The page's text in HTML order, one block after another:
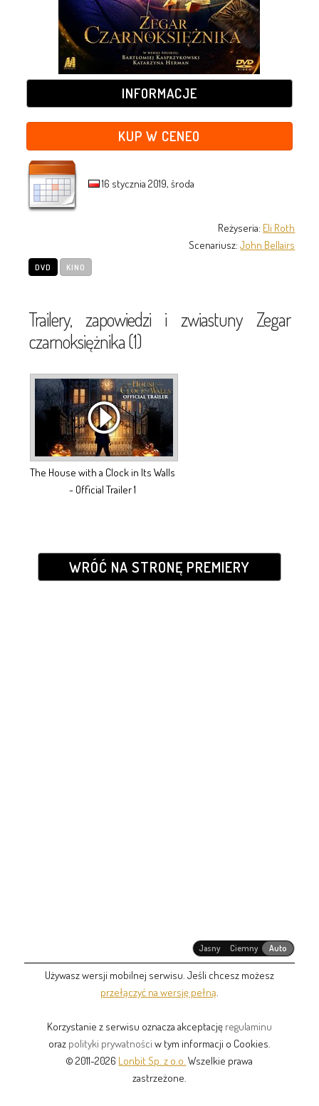
INFORMACJE
KUP W CENEO
16 stycznia 2019, środa
Reżyseria: Eli Roth
Scenariusz:John Bellairs
DVD KINO
Trailery, zapowiedzi i zwiastuny Zegar
czarnoksiężnika (1)
The House with a Clock in Its Walls
- Official Trailer 1
WRÓĆ NA STRONĘ PREMIERY
Jasny Ciemny Auto
Używasz wersji mobilnej serwisu. Jeśli chcesz możesz
przełączyć na wersję pełną
Korzystanie z serwisu oznacza akceptację regulaminu
oraz polityki prywatności w tym informacji o Cookies.
© 2011-2026 Lonbit Sp. z o.o. Wszelkie prawa
zastrzeżone.